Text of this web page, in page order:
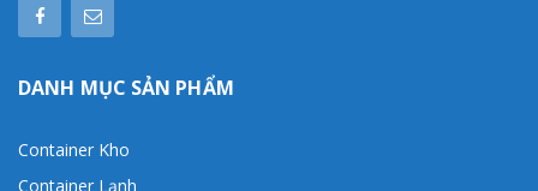
DANH MỤC SẢN PHẨM
Container Kho
Container Lạnh